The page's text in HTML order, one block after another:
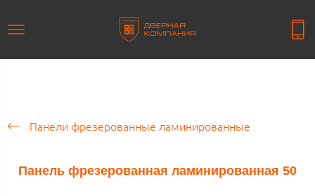
Панели фрезерованные ламинированные
Панель фрезерованная ламинированная 50